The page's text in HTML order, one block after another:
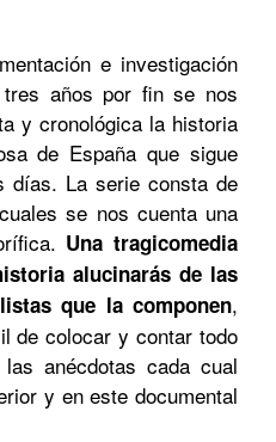
e investigación
años por fin se nos
y cronológica la historia
de España que sigue
días. La serie consta de
se nos cuenta una
Una tragicomedia
alucinarás de las
que la componen,
de colocar y contar todo
anécdotas cada cual
y en este documental